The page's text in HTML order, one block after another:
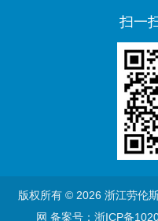
扫一
版权所有 © 2026 浙江劳伦
网 备案号：浙ICP备